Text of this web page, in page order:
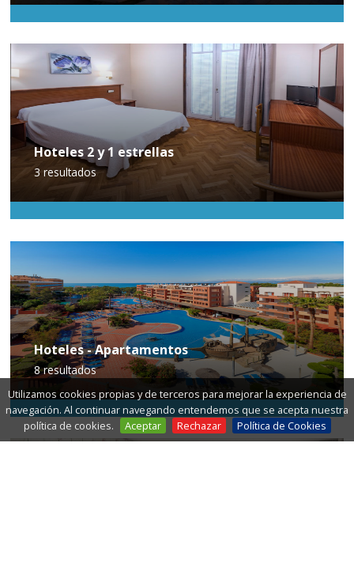
Utilizamos cookies propias y de terceros para mejorar la experiencia de
navegación. Al continuar navegando entendemos que se acepta nuestra
política de cookies.
Aceptar Rechazar Política de Cookies
Hoteles 2 y 1 estrellas
3 resultados
Hoteles - Apartamentos
8 resultados